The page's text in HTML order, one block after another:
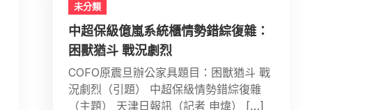
未分類
中超保級億嵐系統櫃情勢錯綜復雜：
困獸猶斗 戰況劇烈
COFO原震旦辦公家具題目：困獸猶斗 戰
況劇烈（引題） 中超保級情勢錯綜復雜
（主題） 天津日報訊（記者 申煒） […]